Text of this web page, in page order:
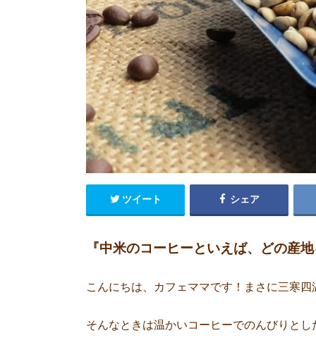
ツイート シェア
『中米のコーヒーといえば、どの産
こんにちは、カフェママです！まさに三寒
そんなときは温かいコーヒーでのんびりとし